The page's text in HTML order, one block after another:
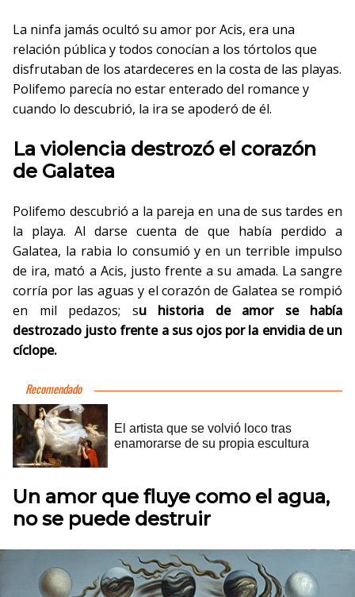
La ninfa jamás ocultó su amor por Acis, era una
relación pública y todos conocían a los tórtolos que
disfrutaban de los atardeceres en la costa de las playas.
Polifemo parecía no estar enterado del romance y
cuando lo descubrió, la ira se apoderó de él.
La violencia destrozó el corazón
de Galatea
Polifemo descubrió a la pareja en una de sus tardes en
la playa. Al darse cuenta de que había perdido a
Galatea, la rabia lo consumió y en un terrible impulso
de ira, mató a Acis, justo frente a su amada. La sangre
corría por las aguas y el corazón de Galatea se rompió
en mil pedazos; su historia de amor se había
destrozado justo frente a sus ojos por la envidia de un
cíclope.
Un amor que fluye como el agua,
no se puede destruir